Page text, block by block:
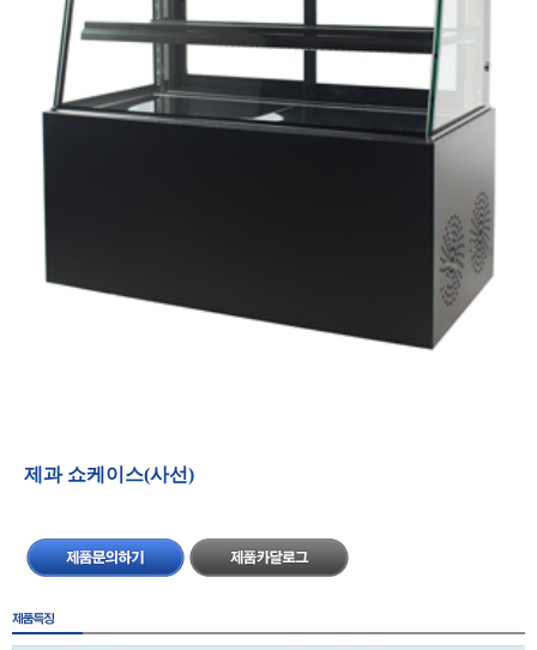
제과쇼케이스(사선)